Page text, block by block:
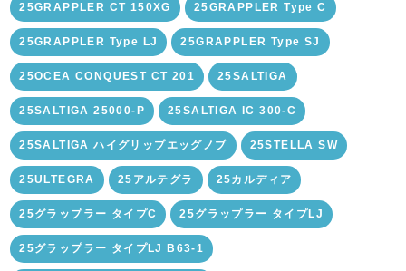
25GRAPPLER CT 150XG 25GRAPPLER Type C
25GRAPPLER Type LJ 25GRAPPLER Type SJ
25OCEA CONQUEST CT 201 25SALTIGA
25SALTIGA 25000-P 25SALTIGA IC 300-C
25SALTIGA ハイグリップエッグノブ 25STELLA SW
25ULTEGRA 25アルテグラ 25カルディア
25グラップラー タイプC 25グラップラー タイプLJ
25グラップラー タイプLJ B63-1